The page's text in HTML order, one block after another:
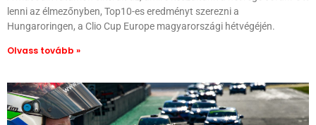
lenni az élmezőnyben, Top10-es eredményt szerezni a
Hungaroringen, a Clio Cup Europe magyarországi hétvégéjén.
Olvass tovább »